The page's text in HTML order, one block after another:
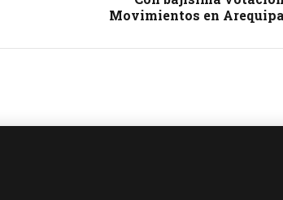
Movimientos en